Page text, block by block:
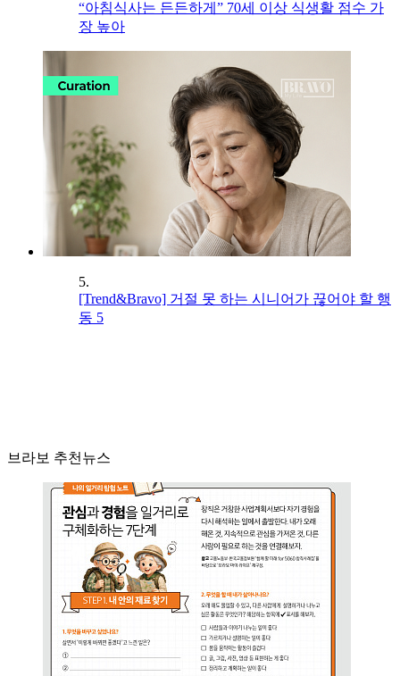
“아침식사는 든든하게” 70세 이상 식생활 점수 가
장 높아
5.
[Trend&Bravo] 거절 못 하는 시니어가 끊어야 할 행
동 5
브라보 추천뉴스